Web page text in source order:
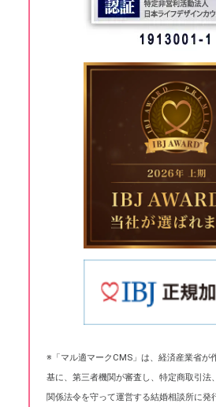
※「マル適マークCMS」は、経済産業省が
基に、第三者機関が審査し、特定商取引法
関係法令を守って運営する結婚相談所に発